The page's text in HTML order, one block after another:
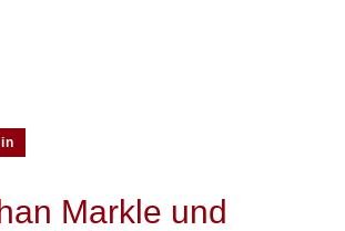
Markle und